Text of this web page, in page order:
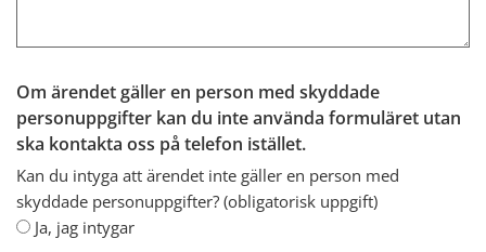
Om ärendet gäller en person med skyddade
personuppgifter kan du inte använda formuläret utan
ska kontakta oss på telefon istället.
Kan du intyga att ärendet inte gäller en person med
skyddade personuppgifter? (obligatorisk uppgift)
Om ärendet gäller en person med
Ja, jag intygar